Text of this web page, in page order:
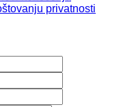
privatnosti